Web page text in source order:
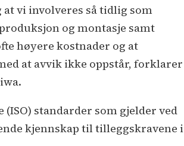
vi involveres så tidlig som
og montasje samt
høyere kostnader og at
at avvik ikke oppstår, forklarer
standarder som gjelder ved
kjennskap til tilleggskravene i